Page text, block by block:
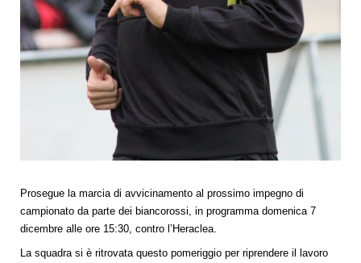
Prosegue la marcia di avvicinamento al prossimo impegno di
campionato da parte dei biancorossi, in programma domenica 7
dicembre alle ore 15:30, contro l’Heraclea.
La squadra si è ritrovata questo pomeriggio per riprendere il lavoro